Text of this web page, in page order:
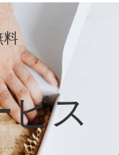
料
ビス